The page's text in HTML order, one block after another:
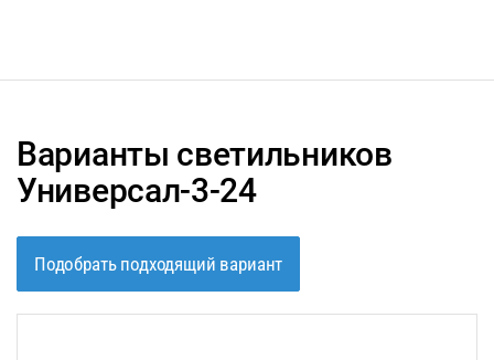
Варианты светильников
Универсал-3-24
Подобрать подходящий вариант